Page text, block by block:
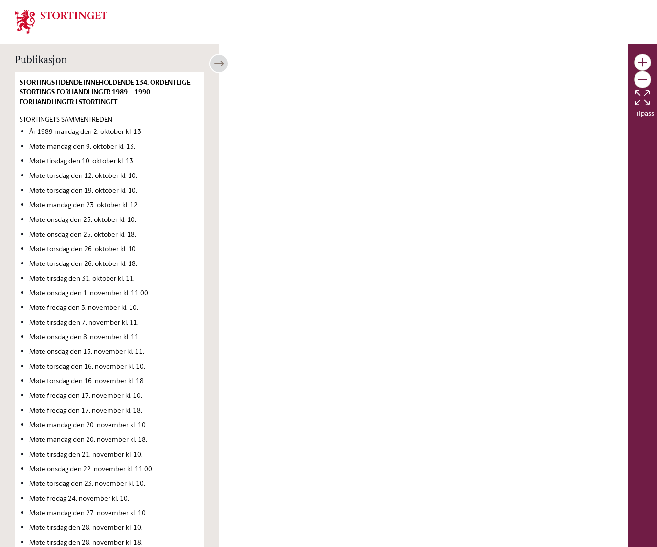
Stortinget.no
Publikasjon
STORTINGSTIDENDE INNEHOLDENDE 134. ORDENTLIGE
STORTINGS FORHANDLINGER 1989—1990
FORHANDLINGER I STORTINGET
STORTINGETS SAMMENTREDEN
År 1989 mandag den 2. oktober kl. 13
Møte mandag den 9. oktober kl. 13.
Møte tirsdag den 10. oktober kl. 13.
Møte torsdag den 12. oktober kl. 10.
Møte torsdag den 19. oktober kl. 10.
Møte mandag den 23. oktober kl. 12.
Møte onsdag den 25. oktober kl. 10.
Møte onsdag den 25. oktober kl. 18.
Møte torsdag den 26. oktober kl. 10.
Møte torsdag den 26. oktober kl. 18.
Møte tirsdag den 31. oktober kl. 11.
Møte onsdag den 1. november kl. 11.00.
Møte fredag den 3. november kl. 10.
Møte tirsdag den 7. november kl. 11.
Møte onsdag den 8. november kl. 11.
Møte onsdag den 15. november kl. 11.
Møte torsdag den 16. november kl. 10.
Møte torsdag den 16. november kl. 18.
Møte fredag den 17. november kl. 10.
Møte fredag den 17. november kl. 18.
Møte mandag den 20. november kl. 10.
Møte mandag den 20. november kl. 18.
Møte tirsdag den 21. november kl. 10.
Møte onsdag den 22. november kl. 11.00.
Møte torsdag den 23. november kl. 10.
Møte fredag 24. november kl. 10.
Møte mandag den 27. november kl. 10.
Møte tirsdag den 28. november kl. 10.
Møte tirsdag den 28. november kl. 18.